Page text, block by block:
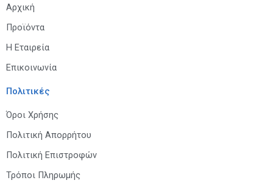
Αρχική
Προϊόντα
Η Εταιρεία
Επικοινωνία
Πολιτικές
Όροι Χρήσης
Πολιτική Απορρήτου
Πολιτική Επιστροφών
Τρόποι Πληρωμής